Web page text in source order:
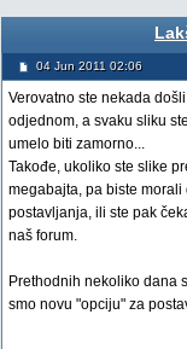
04 Jun 2011 02:06
Verovatno ste nekada
odjednom, a svaku sliku
umelo biti zamorno...
Takođe, ukoliko ste slike
megabajta, pa biste
postavljanja, ili ste pak
naš forum.
Prethodnih nekoliko dana
smo novu "opciju" za